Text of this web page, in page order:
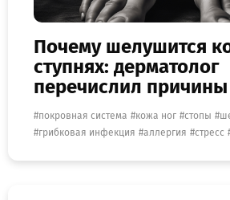
Почему шелушится
ступнях: дерматолог
перечислил причины
покровная система кожа ног стопы
грибковая инфекция
аллергия стресс